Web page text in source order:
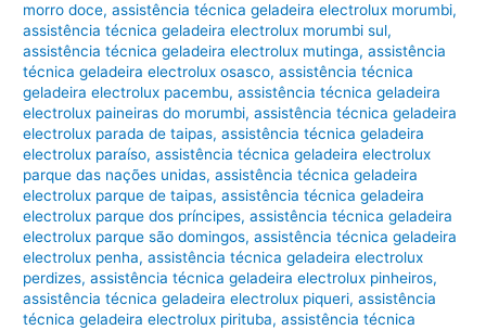
morro doce,assistência técnica geladeira electrolux morumbi,
assistência técnica geladeira electrolux morumbi sul,
assistência técnica geladeira electrolux mutinga,assistência
técnica geladeira electrolux osasco,assistência técnica
geladeira electrolux pacembu,assistência técnica geladeira
electrolux paineiras do morumbi,assistência técnica geladeira
electrolux parada de taipas,assistência técnica geladeira
electrolux paraíso,assistência técnica geladeira electrolux
parque das nações unidas,assistência técnica geladeira
electrolux parque de taipas,assistência técnica geladeira
electrolux parque dos príncipes,assistência técnica geladeira
electrolux parque são domingos,assistência técnica geladeira
electrolux penha,assistência técnica geladeira electrolux
perdizes,assistência técnica geladeira electrolux pinheiros,
assistência técnica geladeira electrolux piqueri,assistência
técnica geladeira electrolux pirituba,assistência técnica